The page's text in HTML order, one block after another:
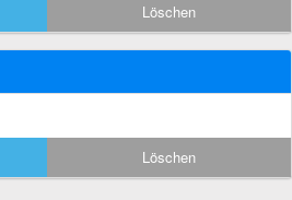
Löschen
Löschen